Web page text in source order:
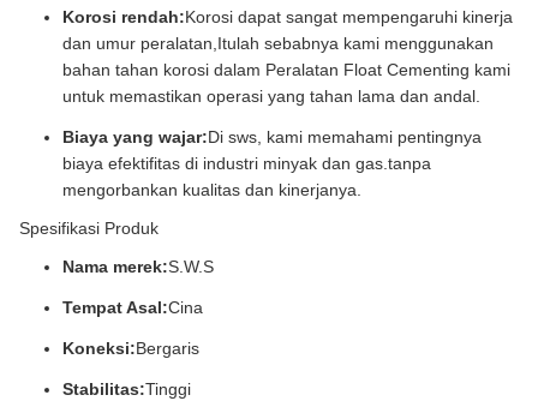
Korosi rendah:Korosi dapat sangat mempengaruhi kinerja
dan umur peralatan,Itulah sebabnya kami menggunakan
bahan tahan korosi dalam Peralatan Float Cementing kami
untuk memastikan operasi yang tahan lama dan andal.
Biaya yang wajar:Di sws, kami memahami pentingnya
biaya efektifitas di industri minyak dan gas.tanpa
mengorbankan kualitas dan kinerjanya.
Spesifikasi Produk
Nama merek:S.W.S
Tempat Asal:Cina
Koneksi:Bergaris
Stabilitas:Tinggi